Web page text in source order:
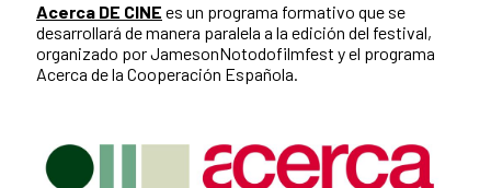
Acerca DE CINE es un programa formativo que se
desarrollará de manera paralela a la edición del festival,
organizado por JamesonNotodofilmfest y el programa
Acerca de la Cooperación Española.